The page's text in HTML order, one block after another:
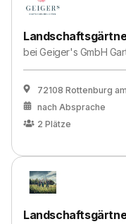
beiGeiger's GmbH
72108 Rottenburg
nach Absprache
2 Plätze